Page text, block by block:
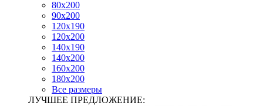
80х200
90х200
120х190
120х200
140х190
140х200
160х200
180х200
Все размеры
ЛУЧШЕЕ ПРЕДЛОЖЕНИЕ: